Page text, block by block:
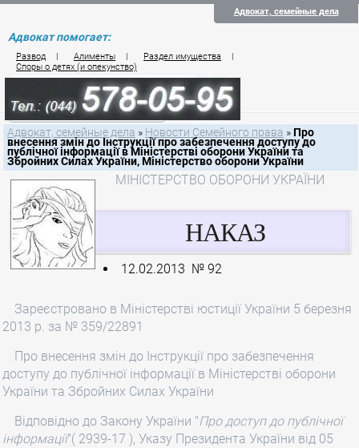
Адвокат, семейные дела
Адвокат помогает:
Развод | Алименты | Раздел имущества
|
Споры о детях (и опекунство)
Цены на услуги по семейному праву
Контакты семейного юриста
Адвокат, семейные дела » Новости Семейного права » Про
внесення змін до Інструкції про забезпечення доступу до
публічної інформації в Міністерстві оборони України та
Збройних Силах України, Міністерство оборони України
МІНІСТЕРСТВО ОБОРОНИ УКРАЇНИ
НАКАЗ
12.02.2013 № 92
Зареєстровано в Міністерстві юстиції України 5 березня
2013 р. за № 359/22891
Про внесення змін до Інструкції про забезпечення
доступу до публічної інформації в Міністерстві оборони
України та Збройних Силах України
Відповідно до Закону України "Про доступ до публічної
інформації"( 2939-17 ), Указу Президента України від 05